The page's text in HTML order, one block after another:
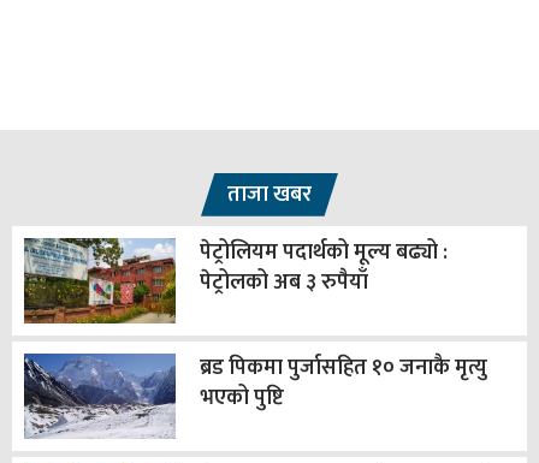
ताजा खबर
पेट्रोलियम पदार्थको मूल्य बढ्यो :
पेट्रोलको अब ३ रुपैयाँ
ब्रड पिकमा पुर्जासहित १० जनाकै मृत्यु
भएको पुष्टि